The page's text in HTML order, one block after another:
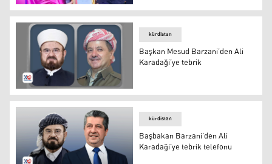
Malezya'dan Dr. Ali Karadaği'ye Peygamber Hicreti
Başkan Barzani ile Ali Karadaği
kürdistan
Başkan Mesud Barzani’den Ali
Karadaği’ye tebrik
kürdistan
Başbakan Barzani’den Ali
Karadaği’ye tebrik telefonu